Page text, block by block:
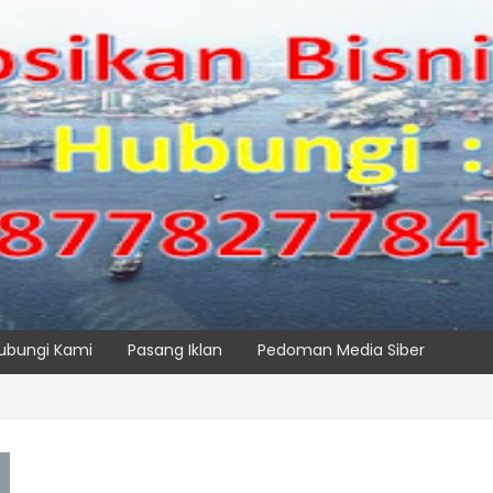
Kami Pasang Iklan Pedoman Media Siber